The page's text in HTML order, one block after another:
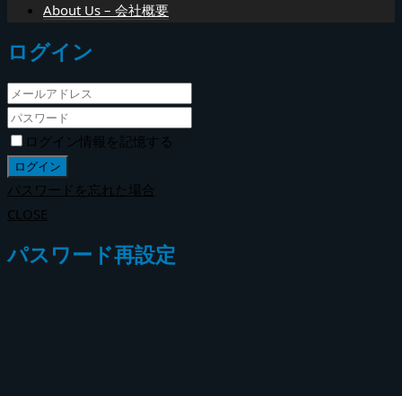
About Us – 会社概要
ログイン
ログイン情報を記憶する
パスワードを忘れた場合
CLOSE
パスワード再設定